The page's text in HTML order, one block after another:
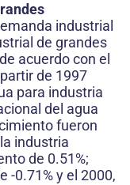
industrial
de grandes
acuerdo con el
de 1997
para industria
del agua
fueron
industria
de 0.51%;
-0.71% y el 2000,